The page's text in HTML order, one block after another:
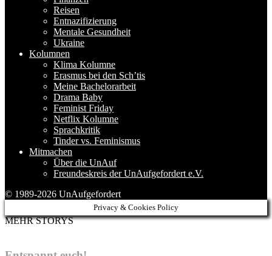
Reisen
Entnazifizierung
Mentale Gesundheit
Ukraine
Kolumnen
Klima Kolumne
Erasmus bei den Sch’tis
Meine Bachelorarbeit
Drama Baby
Feminist Friday
Netflix Kolumne
Sprachkritik
Tinder vs. Feminismus
Mitmachen
Über die UnAuf
Freundeskreis der UnAufgefordert e.V.
© 1989-2026 UnAufgefordert
Privacy & Cookies Policy
MEHR STORYS